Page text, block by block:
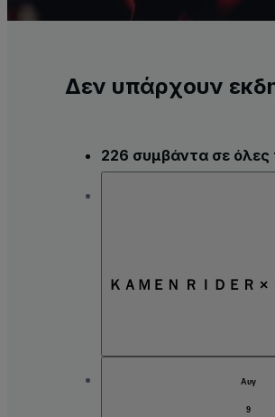
Δεν υπάρχουν
226 συμβάντα σε όλες
ＫＡＭＥＮ ＲＩＤＥＲ
Αυγ
9